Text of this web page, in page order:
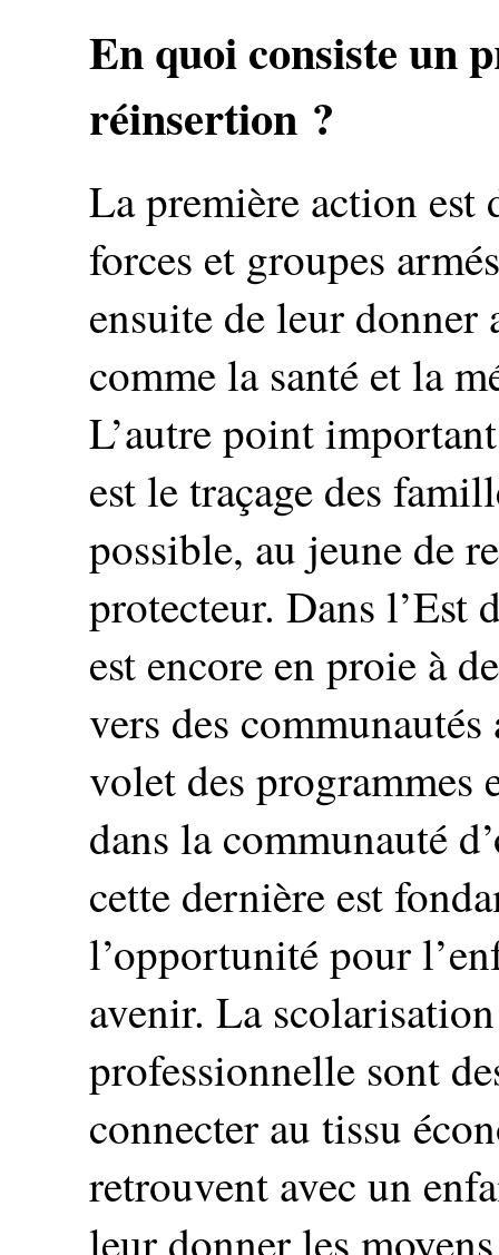
En quoi consiste un
réinsertion ?
La première action est
forces et groupes
ensuite de leur donner
comme la santé et la
L’autre point
est le traçage des
possible, au jeune de
protecteur. Dans l’Est
est encore en proie à
vers des
volet des programmes
dans la communauté
cette dernière est
l’opportunité pour
avenir. La
professionnelle sont
connecter au tissu
retrouvent avec un
leur donner les